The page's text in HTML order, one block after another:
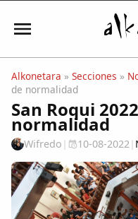
Iniciar sesión
Mi Cuenta
El Tiempo
Alkonetara » Secciones »
de normalidad
San Roqui
normalidad
Wifredo | 10-08-2022|